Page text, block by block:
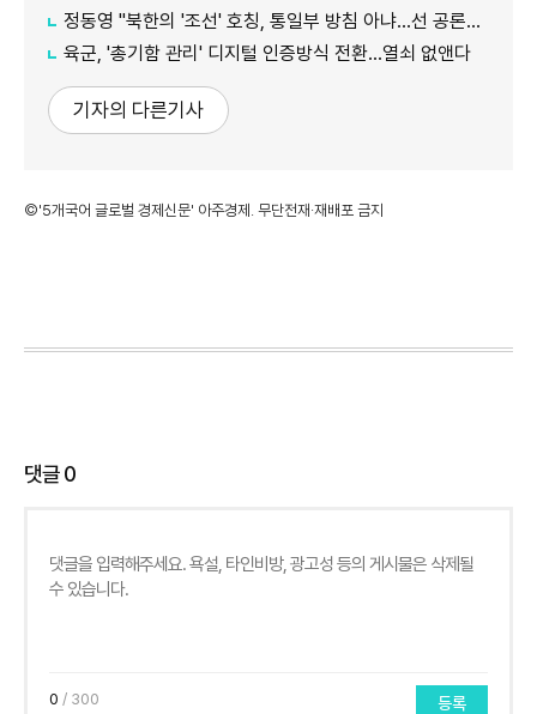
정동영 "북한의 '조선' 호칭, 통일부 방침 아냐...선 공론화 먼저"
육군, '총기함 관리' 디지털 인증방식 전환…열쇠 없앤다
기자의 다른기사
©'5개국어 글로벌 경제신문' 아주경제. 무단전재·재배포 금지
댓글0
0 / 300 등록